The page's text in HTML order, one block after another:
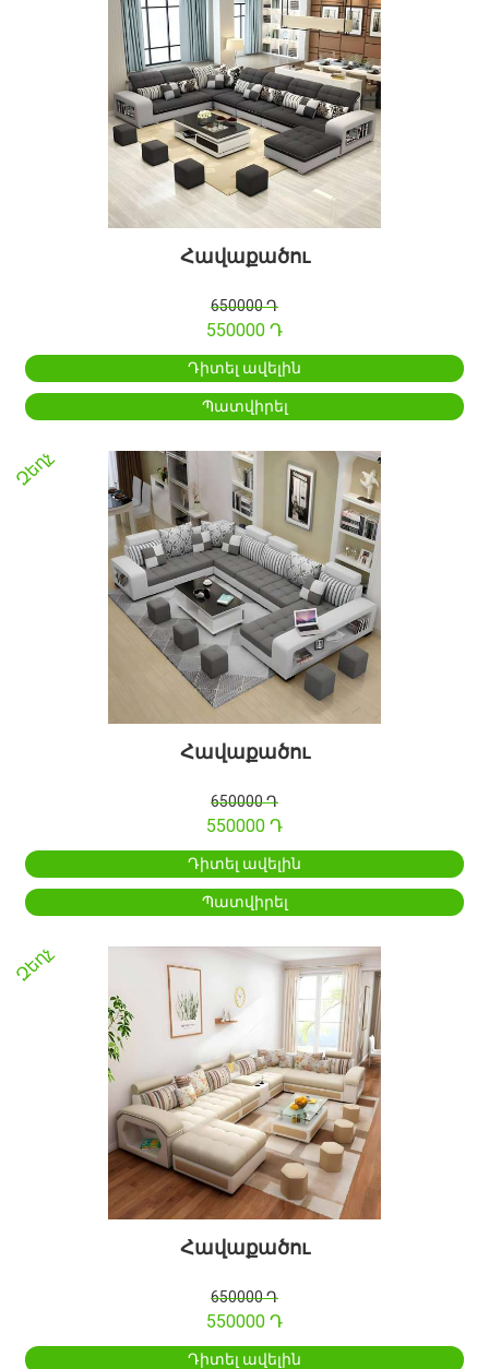
Հավաքածու
650000 Դ
550000 Դ
Դիտել ավելին
Պատվիրել
Զեղչ
Հավաքածու
650000 Դ
550000 Դ
Դիտել ավելին
Պատվիրել
Զեղչ
Հավաքածու
650000 Դ
550000 Դ
Դիտել ավելին